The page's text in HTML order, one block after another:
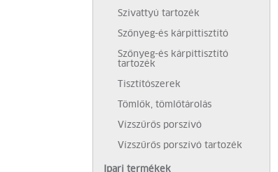
Szivattyú tartozék
Szőnyeg-és kárpittisztító
Szőnyeg-és kárpittisztító
tartozék
Tisztítószerek
Tömlők, tömlőtárolás
Vízszűrős porszívó
Vízszűrős porszívó tartozék
Ipari termékek